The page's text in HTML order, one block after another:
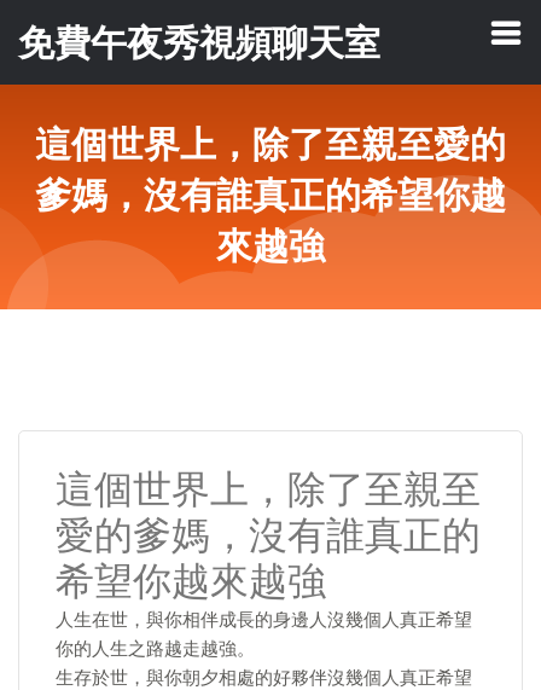
免費午夜秀視頻聊天室
這個世界上，除了至親至愛的
爹媽，沒有誰真正的希望你越
來越強
這個世界上，除了至親至
愛的爹媽，沒有誰真正的
希望你越來越強
人生在世，與你相伴成長的身邊人沒幾個人真正希望
你的人生之路越走越強。
生存於世，與你朝夕相處的好夥伴沒幾個人真正希望